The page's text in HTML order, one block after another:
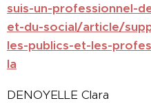
suis-un-professionnel-
et-du-social/article/
les-publics-et-les-
la
DENOYELLE Clara